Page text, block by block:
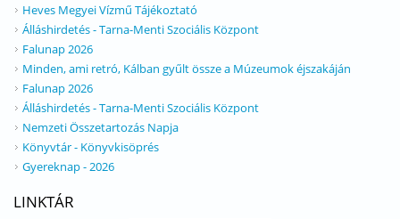
Heves Megyei Vízmű Tájékoztató
Álláshirdetés - Tarna-Menti Szociális Központ
Falunap 2026
Minden, ami retró, Kálban gyűlt össze a Múzeumok éjszakáján
Falunap 2026
Álláshirdetés - Tarna-Menti Szociális Központ
Nemzeti Összetartozás Napja
Könyvtár - Könyvkisöprés
Gyereknap - 2026
LINKTÁR